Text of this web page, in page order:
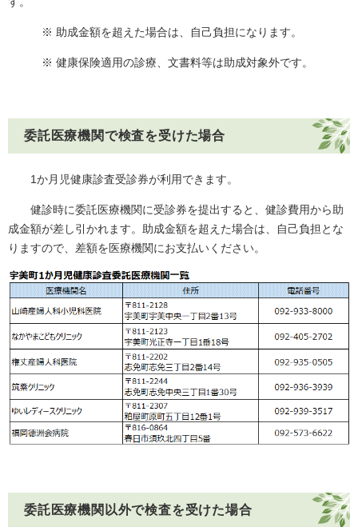
※ 助成金額を超えた場合は、自己負担になります。
※ 健康保険適用の診療、文書料等は助成対象外です。
委託医療機関で検査を受けた場合
1か月児健康診査受診券が利用できます。
健診時に委託医療機関に受診券を提出すると、健診費用から助
成金額が差し引かれます。助成金額を超えた場合は、自己負担とな
りますので、差額を医療機関にお支払いください。
委託医療機関以外で検査を受けた場合